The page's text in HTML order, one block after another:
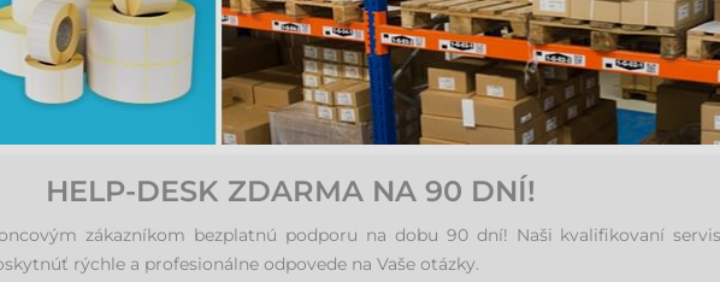
HELP-DESK ZDARMA NA 90 DNÍ!
zákazníkom bezplatnú podporu na dobu 90 dní! Naši kvalifikovaní
rýchle a profesionálne odpovede na Vaše otázky.